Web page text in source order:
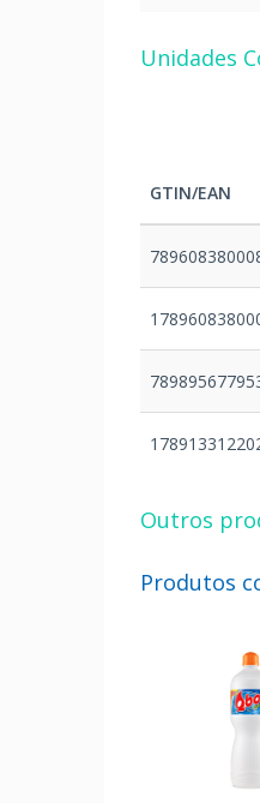
Unidades
GTIN/EAN
Outros
Produtos